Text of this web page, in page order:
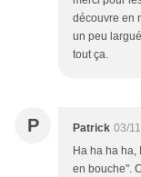
découvre en
un peu
tout ça.
P Patrick 03/
Ha ha ha ha,
en bouche".